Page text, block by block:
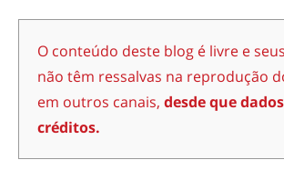
O conteúdo deste blog é livre e
não têm ressalvas na reprodução
em outros canais, desde que
créditos.